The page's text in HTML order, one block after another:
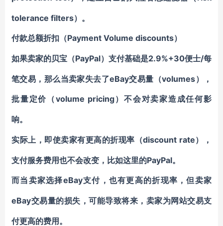
tolerance filters）。
付款总额折扣（Payment Volume discounts）
如果卖家的贝宝（PayPal）支付基础是2.9%+30便士/每
笔交易，那么当卖家失去了eBay交易量（volumes），
批量定价（volume pricing）不会对卖家造成任何影
响。
实际上，即使卖家有更高的折现率（discount rate），
支付服务费用也不会改变，比如这里的PayPal。
而当卖家选择eBay支付，也有更高的折现率，但卖家
eBay交易量的损失， 可能导致将来，卖家为网站交易支
付更高的费用。